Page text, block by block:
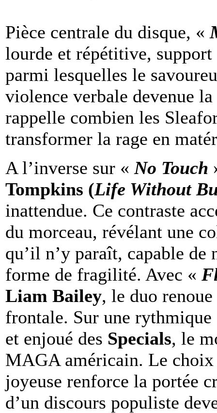
Pièce centrale du disque, «
lourde et répétitive,
parmi lesquelles le
violence verbale devenue
rappelle combien les
transformer la rage en
A l’inverse sur « No Touch
Tompkins (Life Without
inattendue. Ce contraste
du morceau, révélant une
qu’il n’y paraît, capable
forme de fragilité. Avec «
Liam Bailey, le duo
frontale. Sur une
et enjoué des Specials, le
MAGA américain. Le choix
joyeuse renforce la portée
d’un discours populiste